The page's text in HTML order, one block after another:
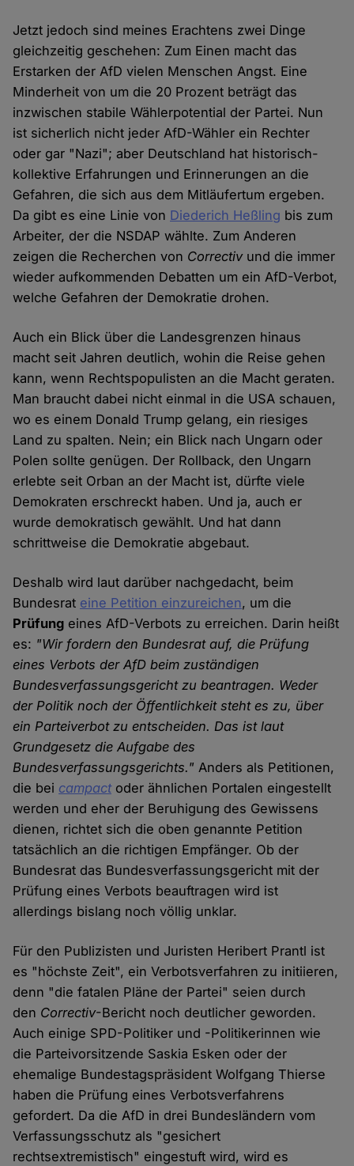
Jetzt jedoch sind meines Erachtens zwei Dinge
gleichzeitig geschehen: Zum Einen macht das
Erstarken der AfD vielen Menschen Angst. Eine
Minderheit von um die 20 Prozent beträgt das
inzwischen stabile Wählerpotential der Partei. Nun
ist sicherlich nicht jeder AfD-Wähler ein Rechter
oder gar "Nazi"; aber Deutschland hat historisch-
kollektive Erfahrungen und Erinnerungen an die
Gefahren, die sich aus dem Mitläufertum ergeben.
Da gibt es eine Linie von Diederich Heßling bis zum
Arbeiter, der die NSDAP wählte. Zum Anderen
zeigen die Recherchen von Correctivund die immer
wieder aufkommenden Debatten um ein AfD-Verbot,
welche Gefahren der Demokratie drohen.
Auch ein Blick über die Landesgrenzen hinaus
macht seit Jahren deutlich, wohin die Reise gehen
kann, wenn Rechtspopulisten an die Macht geraten.
Man braucht dabei nicht einmal in die USA schauen,
wo es einem Donald Trump gelang, ein riesiges
Land zu spalten. Nein; ein Blick nach Ungarn oder
Polen sollte genügen. Der Rollback, den Ungarn
erlebte seit Orban an der Macht ist, dürfte viele
Demokraten erschreckt haben. Und ja, auch er
wurde demokratisch gewählt. Und hat dann
schrittweise die Demokratie abgebaut.
Deshalb wird laut darüber nachgedacht, beim
Bundesrat eine Petition einzureichen, um die
Prüfung eines AfD-Verbots zu erreichen. Darin heißt
es: "Wir fordern den Bundesrat auf, die Prüfung
eines Verbots der AfD beim zuständigen
Bundesverfassungsgericht zu beantragen. Weder
der Politik noch der Öffentlichkeit steht es zu, über
ein Parteiverbot zu entscheiden. Das ist laut
Grundgesetz die Aufgabe des
Bundesverfassungsgerichts." Anders als Petitionen,
die bei campactoder ähnlichen Portalen eingestellt
werden und eher der Beruhigung des Gewissens
dienen, richtet sich die oben genannte Petition
tatsächlich an die richtigen Empfänger. Ob der
Bundesrat das Bundesverfassungsgericht mit der
Prüfung eines Verbots beauftragen wird ist
allerdings bislang noch völlig unklar.
Für den Publizisten und Juristen Heribert Prantl ist
es "höchste Zeit", ein Verbotsverfahren zu initiieren,
denn "die fatalen Pläne der Partei" seien durch
den Correctiv-Bericht noch deutlicher geworden.
Auch einige SPD-Politiker und -Politikerinnen wie
die Parteivorsitzende Saskia Esken oder der
ehemalige Bundestagspräsident Wolfgang Thierse
haben die Prüfung eines Verbotsverfahrens
gefordert. Da die AfD in drei Bundesländern vom
Verfassungsschutz als "gesichert
rechtsextremistisch" eingestuft wird, wird es